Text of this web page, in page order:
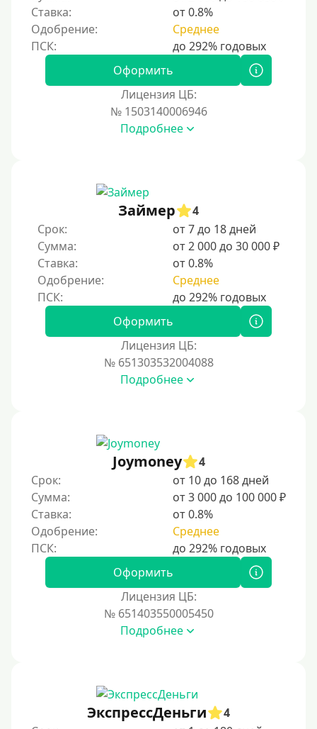
Ставка:
от 0.8%
Одобрение:
Среднее
Оформить
Лицензия ЦБ:
№ 1503140006946
Подробнее
Займер
4
Срок:
от 7 до 18 дней
Сумма:
от 2 000 до 30 000 ₽
Ставка:
от 0.8%
Одобрение:
Среднее
Оформить
Лицензия ЦБ:
№ 651303532004088
Подробнее
Joymoney
4
Срок:
от 10 до 168 дней
Сумма:
от 3 000 до 100 000 ₽
Ставка:
от 0.8%
Одобрение:
Среднее
Оформить
Лицензия ЦБ:
№ 651403550005450
Подробнее
ЭкспрессДеньги
4